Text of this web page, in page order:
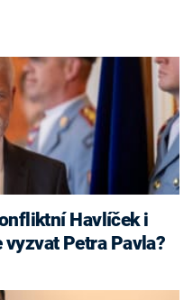
Petra Pavla?